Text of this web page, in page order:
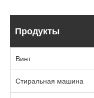
Продукты
Винт
Стиральная машина